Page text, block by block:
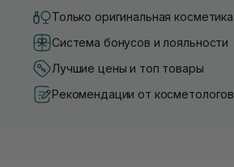
Только оригинальная косметика
Система бонусов и лояльности
Лучшие цены и топ товары
Рекомендации от косметологов